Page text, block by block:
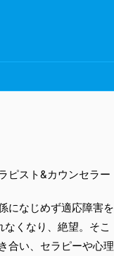
ピスト&カウンセラー
になじめず適応障害を
くなり、絶望。そこ
合い、セラピーや心理